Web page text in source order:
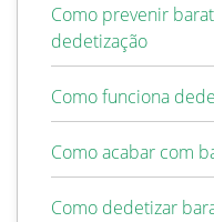
Como prevenir
dedetização
Como funciona
Como acabar com
Como dedetizar